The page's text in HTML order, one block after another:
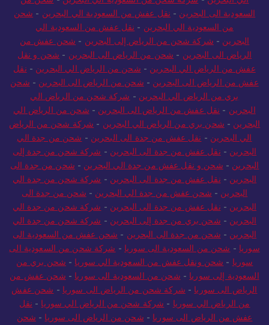
السعودية الى البحرين - نقل عفش من السعودية الي البحرين - شحن
من السعودية الي البحرين - نقل عفش من السعودية الي
البحرين - شركة شحن من الرياض إلى البحرين - شحن عفش من
الرياض الى البحرين - شحن من الرياض الى البحرين - شحن و نقل
عفش من الرياض الي البحرين - شحن من الرياض الي البحرين - نقل
عفش من الرياض الى البحرين - شحن من الرياض الى البحرين - شحن
بري من الرياض الي البحرين - شركة شحن من الرياض الي
البحرين - نقل عفش من الرياض الى البحرين - شحن من الرياض الي
البحرين - شحن بري من الرياض الي البحرين - شركة شحن من الرياض
الي البحرين - نقل عفش من جدة الى البحرين - شحن من جدة الي
البحرين - نقل عفش من جدة الى البحرين - شركة شحن من جدة إلى
البحرين - شحن و نقل عفش من جدة الي البحرين - شحن من جدة الى
البحرين - نقل عفش من جدة الى البحرين - شركة شحن من جدة الي
البحرين - شحن عفش من جدة الي البحرين - شحن من جدة الى
البحرين - نقل عفش من جدة الى البحرين - شركة شحن من جدة الي
البحرين - شحن بري من جدة إلى البحرين - شركة شحن من جدة الي
البحرين - شحن من جدة الى البحرين - شحن عفش من السعودية الى
سوريا - شحن من السعودية الى سوريا - شركة شحن من السعودية الى
سوريا - شحن ونقل عفش من السعودية الي سوريا - شحن بري من
السعودية إلى سوريا - شحن من السعودية الى سوريا - شحن عفش من
الرياض الى سوريا - شركة شحن من الرياض الى سوريا - شحن عفش
من الرياض الي سوريا - شركة شحن من الرياض الي سوريا - نقل
عفش من الرياض الى سوريا - شحن من الرياض الى سوريا - شحن